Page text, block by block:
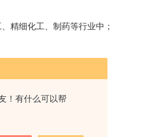
！有什么可以帮
精细化工、制药等行业中；